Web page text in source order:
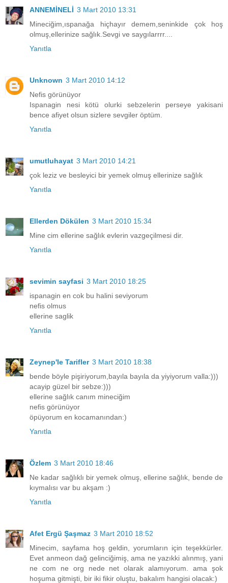
ANNEMİNELİ 3 Mart 2010 13:31
Mineciğim,ıspanağa hiçhayır demem,seninkide çok hoş
olmuş,ellerinize sağlık.Sevgi ve saygılarrrr....
Yanıtla
Unknown 3 Mart 2010 14:12
Nefis görünüyor
Ispanagin nesi kötü olurki sebzelerin perseye yakisani
bence afiyet olsun sizlere sevgiler öptüm.
Yanıtla
umutluhayat 3 Mart 2010 14:21
çok leziz ve besleyici bir yemek olmuş ellerinize sağlık
Yanıtla
Ellerden Dökülen 3 Mart 2010 15:34
Mine cim ellerine sağlık evlerin vazgeçilmesi dir.
Yanıtla
sevimin sayfasi 3 Mart 2010 18:25
ispanagin en cok bu halini seviyorum
nefis olmus
ellerine saglik
Yanıtla
Zeynep'le Tarifler 3 Mart 2010 18:38
bende böyle pişiriyorum,bayıla bayıla da yiyiyorum valla:)))
acayip güzel bir sebze:)))
ellerine sağlık canım mineciğim
nefis görünüyor
öpüyorum en kocamanından:)
Yanıtla
Özlem 3 Mart 2010 18:46
Ne kadar sağlıklı bir yemek olmuş, ellerine sağlık, bende de
kıymalısı var bu akşam :)
Yanıtla
Afet Ergü Şaşmaz 3 Mart 2010 18:52
Minecim, sayfama hoş geldin, yorumların için teşekkürler.
Evet anmeon dağ gelinciğimiş, ama ne yazıkki alınmış, yani
ne com ne org nede net olarak alamıyorum. ama şok
hoşuma gitmişti, bir iki fikir oluştu, bakalım hangisi olacak:)